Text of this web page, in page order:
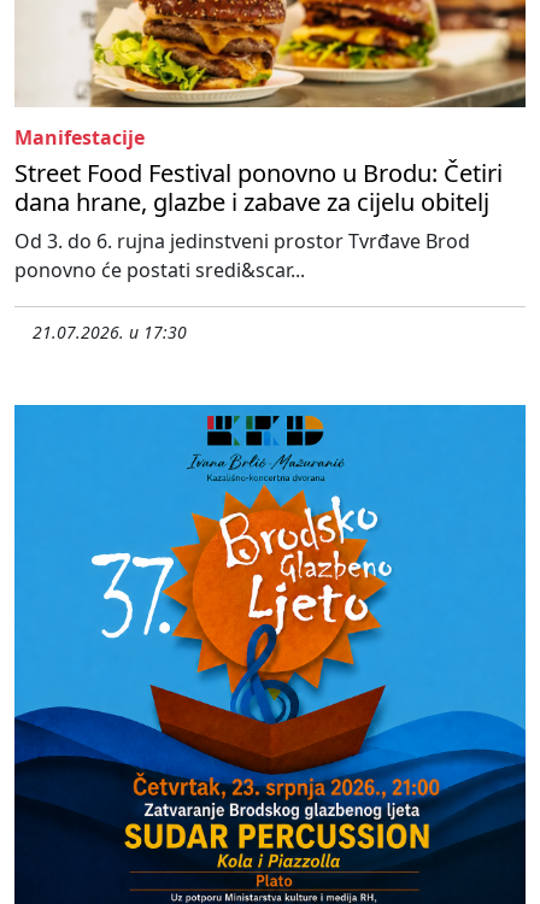
Manifestacije
Street Food Festival ponovno u Brodu: Četiri
dana hrane, glazbe i zabave za cijelu obitelj
Od 3. do 6. rujna jedinstveni prostor Tvrđave Brod
ponovno će postati sredi&scar...
21.07.2026. u 17:30